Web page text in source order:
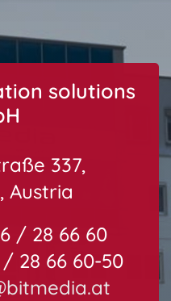
solutions
337,
Austria
/ 28 66 60
/ 28 66 60-50